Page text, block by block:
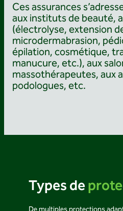
Ces assurances
aux instituts de beauté,
(électrolyse, extension
microdermabrasion,
épilation, cosmétique,
manucure, etc.), aux
massothérapeutes, aux
podologues, etc.
Types de